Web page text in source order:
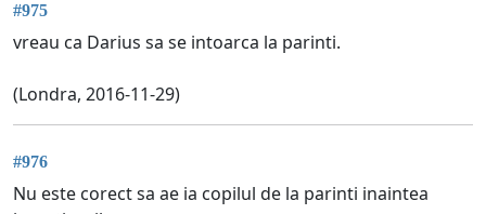
#975
vreau ca Darius sa se intoarca la parinti.
(Londra, 2016-11-29)
#976
Nu este corect sa ae ia copilul de la parinti inaintea